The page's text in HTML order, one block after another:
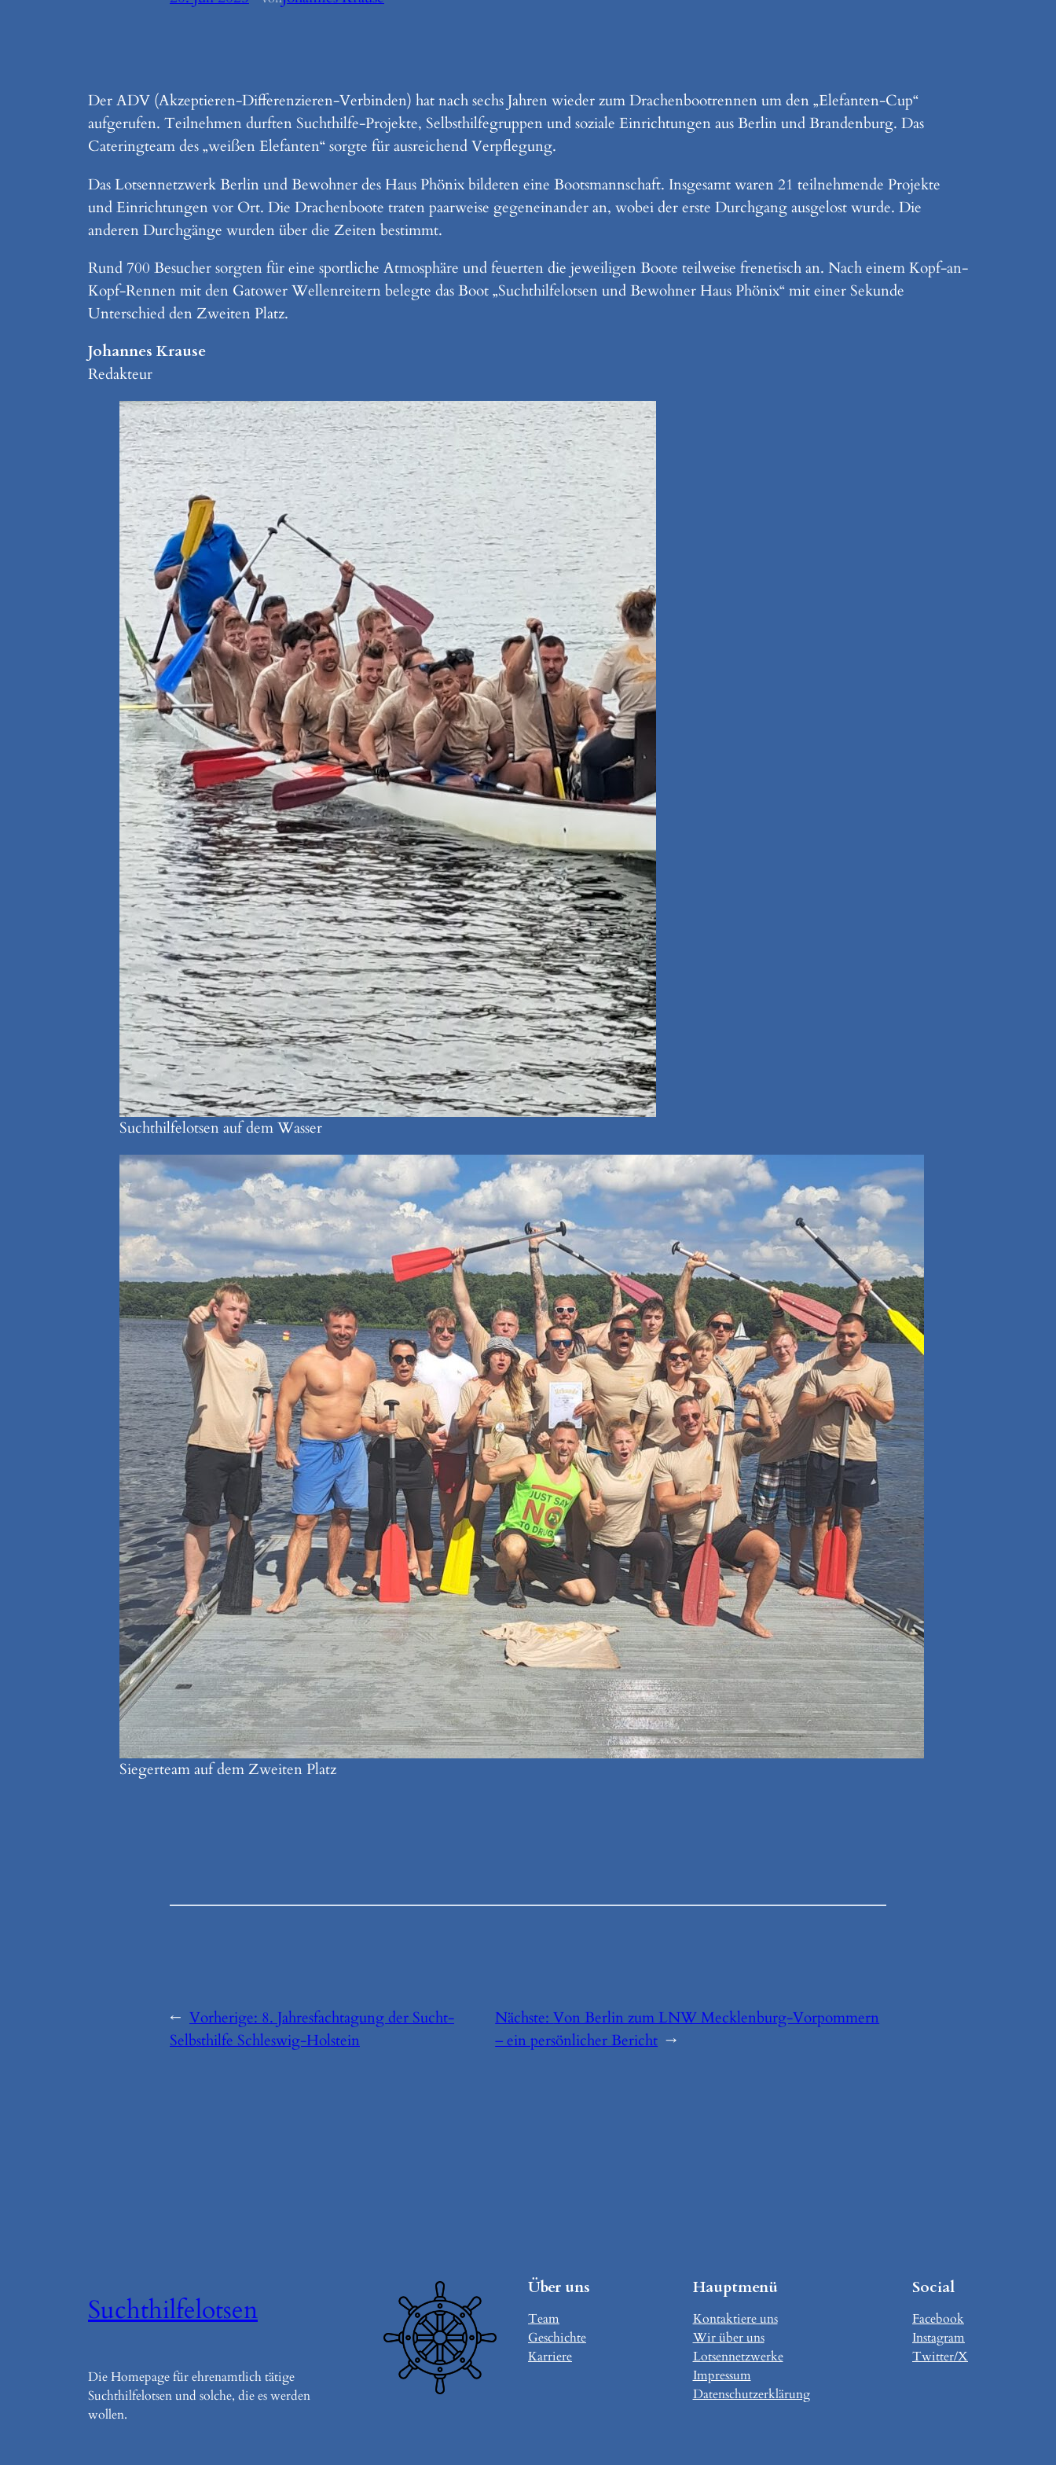
Der ADV (Akzeptieren-Differenzieren-Verbinden) hat nach sechs Jahren wieder zum Drachenbootrennen um den „Elefanten-Cup“
aufgerufen. Teilnehmen durften Suchthilfe-Projekte, Selbsthilfegruppen und soziale Einrichtungen aus Berlin und Brandenburg. Das
Cateringteam des „weißen Elefanten“ sorgte für ausreichend Verpflegung.
Das Lotsennetzwerk Berlin und Bewohner des Haus Phönix bildeten eine Bootsmannschaft. Insgesamt waren 21 teilnehmende Projekte
und Einrichtungen vor Ort. Die Drachenboote traten paarweise gegeneinander an, wobei der erste Durchgang ausgelost wurde. Die
anderen Durchgänge wurden über die Zeiten bestimmt.
Rund 700 Besucher sorgten für eine sportliche Atmosphäre und feuerten die jeweiligen Boote teilweise frenetisch an. Nach einem Kopf-an-
Kopf-Rennen mit den Gatower Wellenreitern belegte das Boot „Suchthilfelotsen und Bewohner Haus Phönix“ mit einer Sekunde
Unterschied den Zweiten Platz.
Johannes Krause
Redakteur
Suchthilfelotsen auf dem Wasser
Siegerteam auf dem Zweiten Platz
← Vorherige: 8. Jahresfachtagung der Sucht-
Selbsthilfe Schleswig-Holstein
Nächste:Von Berlin zum LNW Mecklenburg-Vorpommern
– ein persönlicher Bericht →
Suchthilfelotsen
Die Homepage für ehrenamtlich tätige
Suchthilfelotsen und solche, die es werden
wollen.
Über uns
Team
Geschichte
Karriere
Hauptmenü
Kontaktiere uns
Wir über uns
Lotsennetzwerke
Impressum
Datenschutzerklärung
Social
Facebook
Instagram
Twitter/X